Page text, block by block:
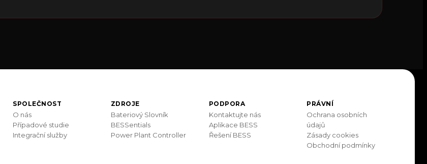
SPOLEČNOST
O nás
Případové studie
Integrační služby
ZDROJE
Bateriový Slovník
BESSentials
Power Plant Controller
PODPORA
Kontaktujte nás
Aplikace BESS
Řešení BESS
PRÁVNÍ
Ochrana osobních
údajů
Zásady cookies
Obchodní podmínky